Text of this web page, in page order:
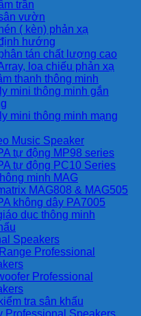
trần
vườn
( kèn) phản xạ
hướng
tán chất lượng cao
loa chiếu phản xạ
thanh thông minh
mini thông minh gắn
mini thông minh mạng
Music Speaker
tự động MP98 series
tự động PC10 Series
minh MAG
MAG808 & MAG505
không dây PA7005
dục thông minh
Speakers
Professional
Professional
tra sân khấu
Professional Speakers